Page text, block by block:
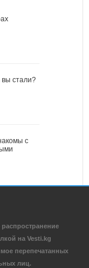
стали?
с
на Vesti.kg
перепечатанных
лиц.